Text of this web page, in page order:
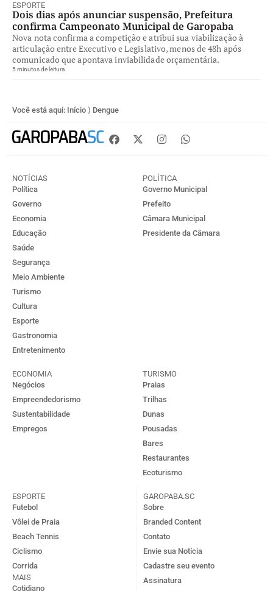
ESPORTE
Dois dias após anunciar suspensão, Prefeitura
confirma Campeonato Municipal de Garopaba
Nova nota confirma a competição e atribui sua viabilização à
articulação entre Executivo e Legislativo, menos de 48h após
comunicado que apontava inviabilidade orçamentária.
5 minutos de leitura
Você está aqui: Início ⟩ Dengue
NOTÍCIAS
Política
Governo
Economia
Educação
Saúde
Segurança
Meio Ambiente
Turismo
Cultura
Esporte
Gastronomia
Entretenimento
POLÍTICA
Governo Municipal
Prefeito
Câmara Municipal
Presidente da Câmara
ECONOMIA
Negócios
Empreendedorismo
Sustentabilidade
Empregos
TURISMO
Praias
Trilhas
Dunas
Pousadas
Bares
Restaurantes
Ecoturismo
ESPORTE
Futebol
Vôlei de Praia
Beach Tennis
Ciclismo
Corrida
MAIS
Cotidiano
GAROPABA.SC
Sobre
Branded Content
Contato
Envie sua Notícia
Cadastre seu evento
Assinatura